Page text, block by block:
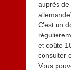
auprès de
C’est un
et coûte
consulter
Vous